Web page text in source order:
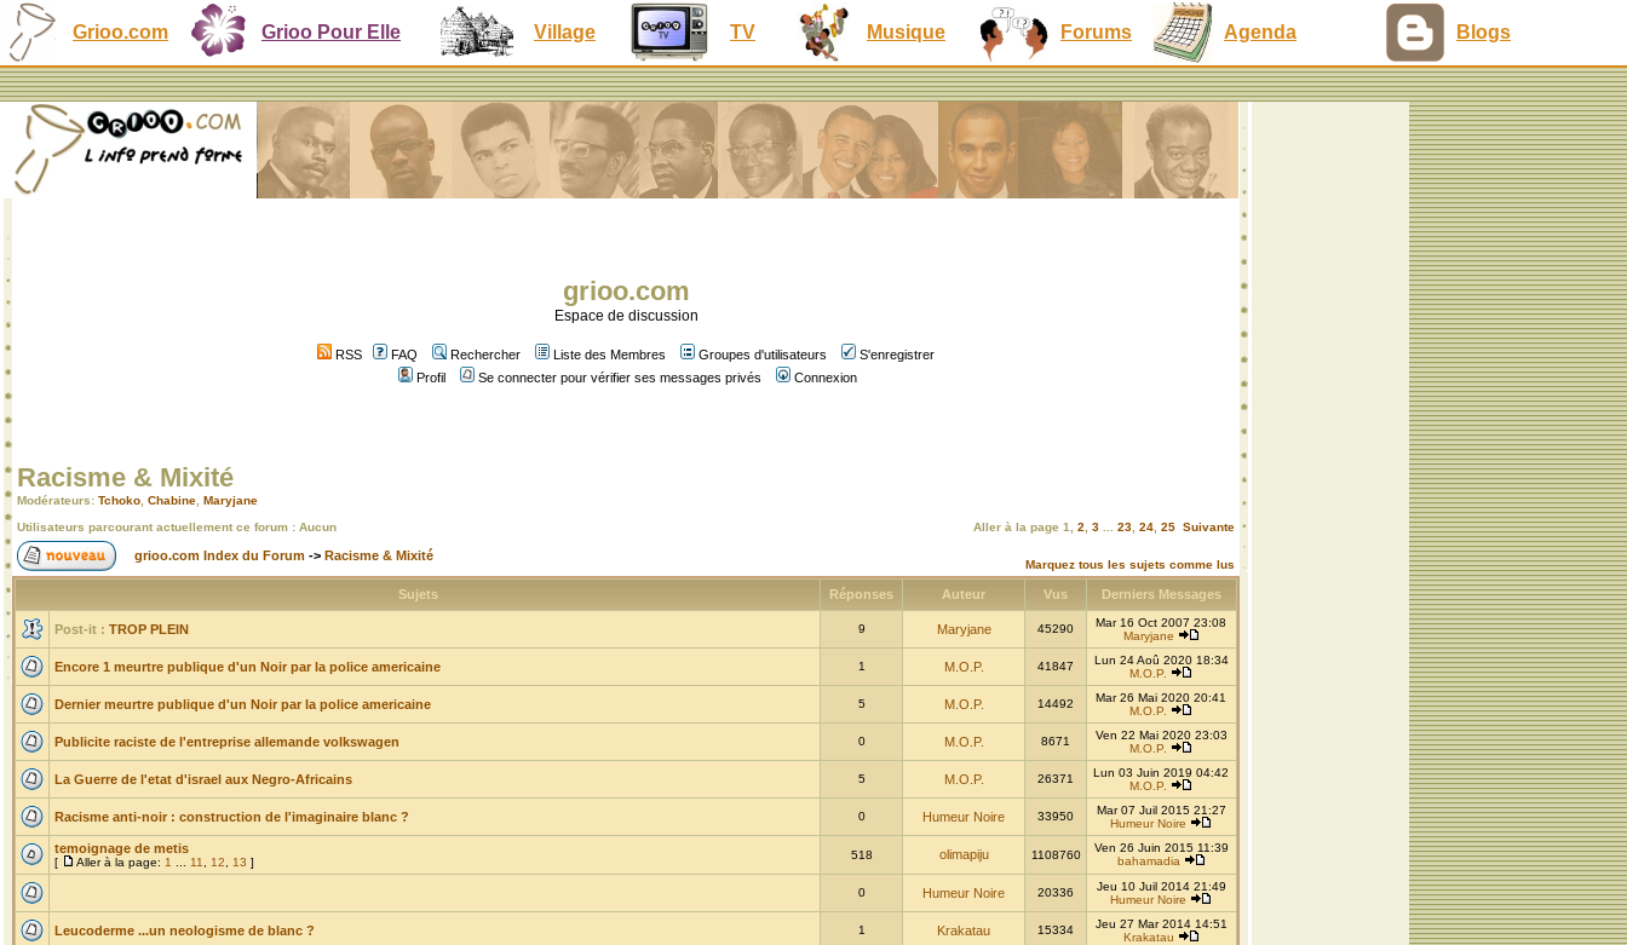
Grioo.com Grioo Pour Elle Village TV Musique Forums Agenda Blogs
grioo.com
Espace de discussion
RSS FAQ Rechercher Liste des Membres Groupes d'utilisateurs
S'enregistrer
Profil
Se connecter pour vérifier ses messages privés Connexion
Racisme & Mixité
Modérateurs: Tchoko Chabine Maryjane
Utilisateurs parcourant actuellement ce forum : Aucun
Aller à la page 1 2 3 23 24 25 Suivante
grioo.com Index du Forum -> Racisme & Mixité
Marquez tous les sujets comme lus
Sujets Réponses Auteur Vus Derniers Messages
Post-it : TROP PLEIN 9 Maryjane 45290
Mar 16 Oct 2007 23:08
Maryjane
Encore 1 meurtre publique d'un Noir par la police americaine 1 M.O.P. 41847
Lun 24 Aoû 2020 18:34
M.O.P.
Dernier meurtre publique d'un Noir par la police americaine 5 M.O.P. 14492
Mar 26 Mai 2020 20:41
M.O.P.
Publicite raciste de l'entreprise allemande volkswagen 0 M.O.P. 8671
Ven 22 Mai 2020 23:03
M.O.P.
La Guerre de l'etat d'israel aux Negro-Africains 5 M.O.P. 26371
Lun 03 Juin 2019 04:42
M.O.P.
Racisme anti-noir : construction de l'imaginaire blanc ? 0 Humeur Noire 33950
Mar 07 Juil 2015 21:27
Humeur Noire
temoignage de metis
[ Aller à la page: 1 11 12 13 ]
518 olimapiju 1108760
Ven 26 Juin 2015 11:39
bahamadia
0 Humeur Noire 20336
Jeu 10 Juil 2014 21:49
Humeur Noire
Leucoderme ...un neologisme de blanc ? 1 Krakatau 15334
Jeu 27 Mar 2014 14:51
Krakatau